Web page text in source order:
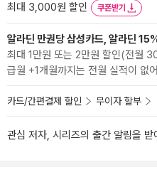
최대 3,000원 할인
쿠폰받기
알라딘 만권당 삼성카드, 알라딘
최대 1만원 또는 2만원 할인(전월
급월 +1개월까지는 전월 실적이 없
카드/간편결제 할인 무이자 할부
관심 저자, 시리즈의 출간 알림을 받